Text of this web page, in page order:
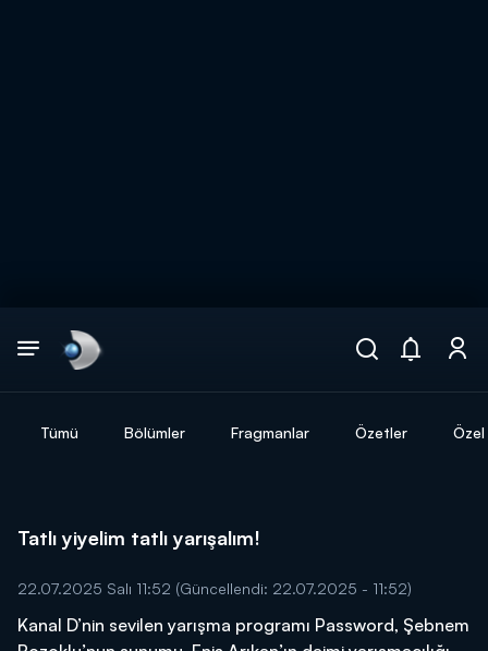
Tümü Bölümler Fragmanlar Özetler
Tatlı yiyelim tatlı yarışalım!
22.07.2025 Salı 11:52 (Güncellendi: 22.07.2025 - 11:52)
Kanal D’nin sevilen yarışma programı Password, Şebnem